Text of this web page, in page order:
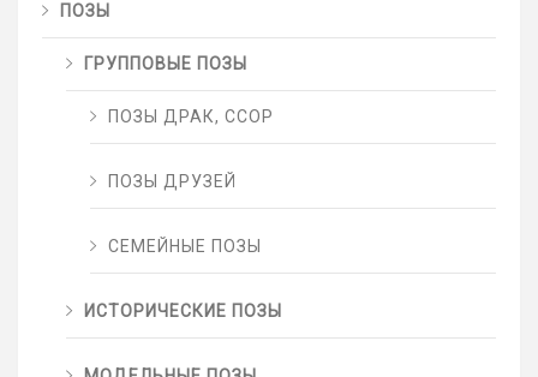
ПОЗЫ
ГРУППОВЫЕ ПОЗЫ
ПОЗЫ ДРАК, ССОР
ПОЗЫ ДРУЗЕЙ
СЕМЕЙНЫЕ ПОЗЫ
ИСТОРИЧЕСКИЕ ПОЗЫ